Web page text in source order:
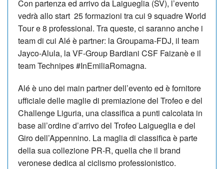
Con partenza ed arrivo da Laigueglia (SV), l’evento
vedrà allo start 25 formazioni tra cui 9 squadre World
Tour e 8 professional. Tra queste, ci saranno anche i
team di cui Alé è partner: la Groupama-FDJ, il team
Jayco-Alula, la VF-Group Bardiani CSF Faizanè e il
team Technipes #InEmiliaRomagna.
Alé è uno dei main partner dell’evento ed è fornitore
ufficiale delle maglie di premiazione del Trofeo e del
Challenge Liguria, una classifica a punti calcolata in
base all’ordine d’arrivo del Trofeo Laigueglia e del
Giro dell’Appennino. La maglia di classifica è parte
della sua collezione PR-R, quella che il brand
veronese dedica al ciclismo professionistico.